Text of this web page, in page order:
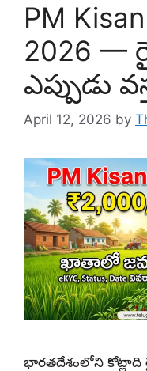
PM
2026 —
ఎప్పుడు
April 12, 2026 by
భారతదేశంలోని కోట్లాది